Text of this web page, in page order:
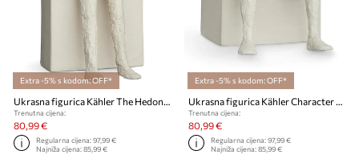
Extra -5% s kodom: OFF*
Ukrasna figurica Kähler The Hedonist 22 cm
Trenutna cijena:
80,99 €
Regularna cijena:97,99 €
Najniža cijena:85,99 €
Extra -5% s kodom: OFF*
Ukrasna figurica Kähler Character Reflective One
Trenutna cijena:
80,99 €
Regularna cijena:97,99 €
Najniža cijena:85,99 €